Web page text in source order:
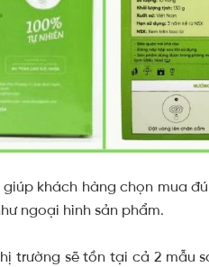
khách hàng chọn mua
ngoại hình sản phẩm.
trường sẽ tồn tại cả 2 mẫu